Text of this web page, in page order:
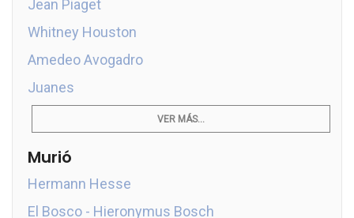
Jean Piaget
Whitney Houston
Amedeo Avogadro
Juanes
VER MÁS...
Murió
Hermann Hesse
El Bosco - Hieronymus Bosch